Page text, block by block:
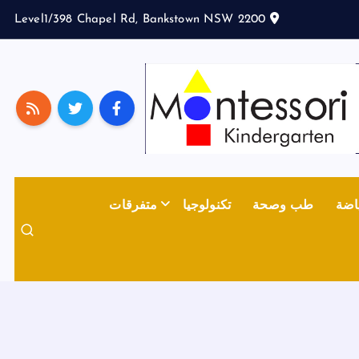
Level1/398 Chapel Rd, Bankstown NSW 2200
طب وصحة تكنولوجيا متفرقات